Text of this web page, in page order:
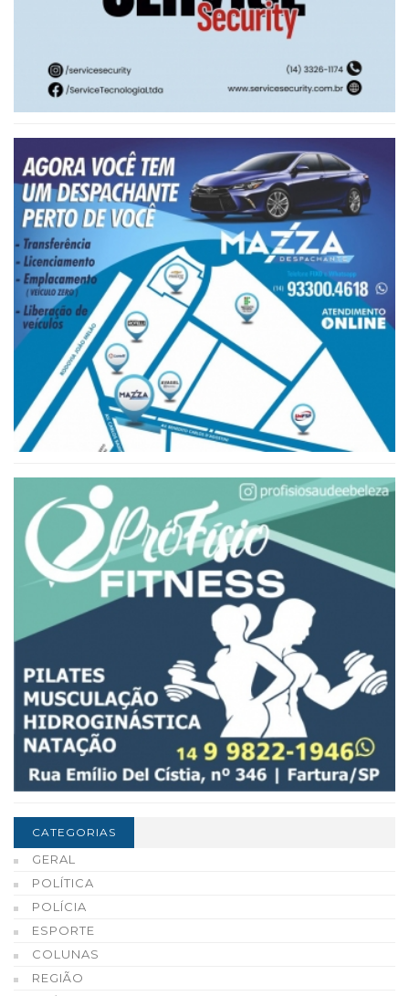
CATEGORIAS
GERAL
POLÍTICA
POLÍCIA
ESPORTE
COLUNAS
REGIÃO